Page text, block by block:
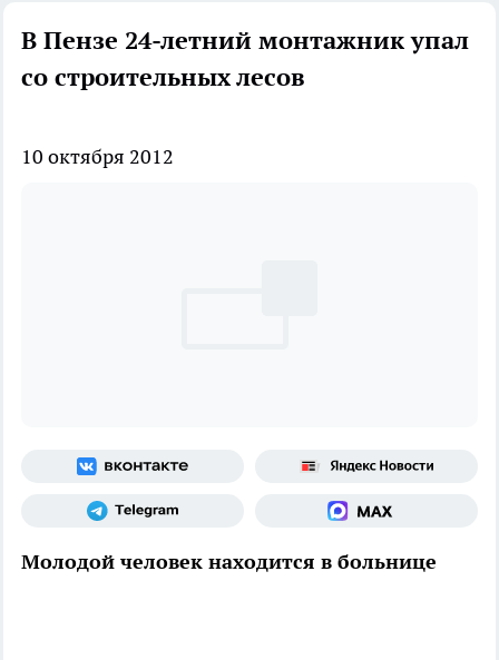
В Пензе 24-летний монтажник упал
со строительных лесов
10 октября 2012
Молодой человек находится в больнице